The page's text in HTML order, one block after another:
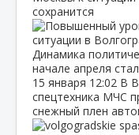
сохранится
Динамика
начале апреля
15 января 12:02 В
спецтехника МЧС
снежный плен